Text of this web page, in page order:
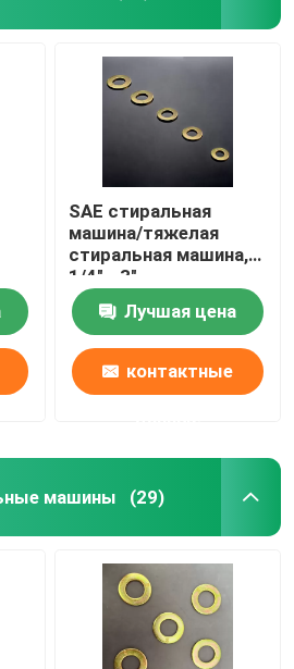
SAE стиральная
машина/тяжелая
стиральная машина,
1/4" - 3",
цинковая/HDG
Лучшая цена
контактные
машины (29)